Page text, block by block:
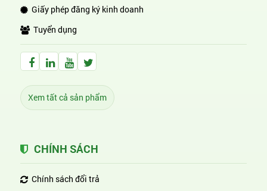
Giấy phép đăng ký kinh doanh
Tuyển dụng
Facebook Huỳnh Gia Alpha
LinkedIn Huỳnh Gia Alpha
YouTube Huỳnh Gia Alpha
Twitter Huỳnh Gia Alpha
Xem tất cả sản phẩm
CHÍNH SÁCH
Chính sách đổi trả